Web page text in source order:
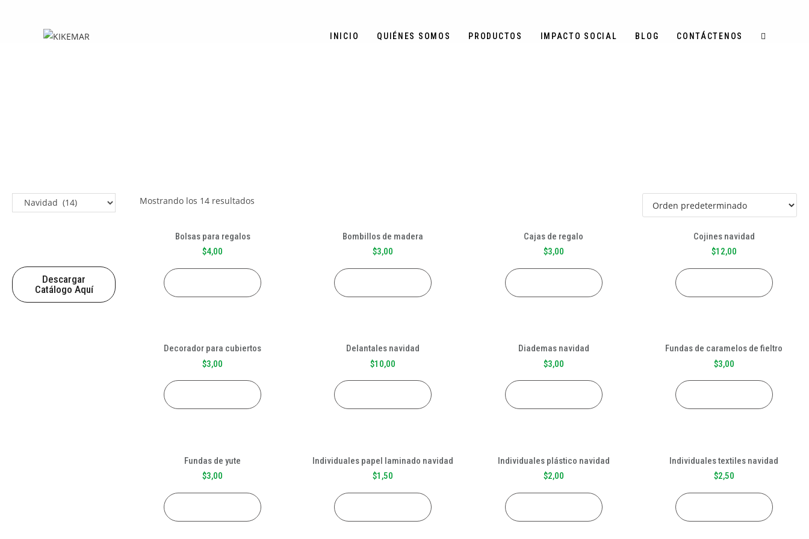
INICIO QUIÉNES SOMOS PRODUCTOS IMPACTO SOCIAL BLOG CONTÁCTENOS
Descargar
Catálogo Aquí
Mostrando los 14 resultados
Bolsas para regalos
$4,00
Bombillos de madera
$3,00
Cajas de regalo
$3,00
Cojines navidad
$12,00
Decorador para cubiertos
$3,00
Delantales navidad
$10,00
Diademas navidad
$3,00
Fundas de caramelos de fieltro
$3,00
Fundas de yute
$3,00
Individuales papel laminado navidad
$1,50
Individuales plástico navidad
$2,00
Individuales textiles navidad
$2,50